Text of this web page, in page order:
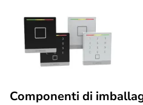
Componenti di